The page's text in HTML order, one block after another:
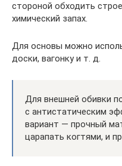
стороной обходить
химический запах.
Для основы можно
доски, вагонку и т. д.
Для внешней обивки
с антистатическим
вариант — прочный
царапать когтями, и